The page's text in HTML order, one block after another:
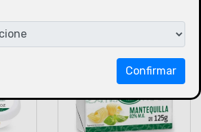
Confirmar